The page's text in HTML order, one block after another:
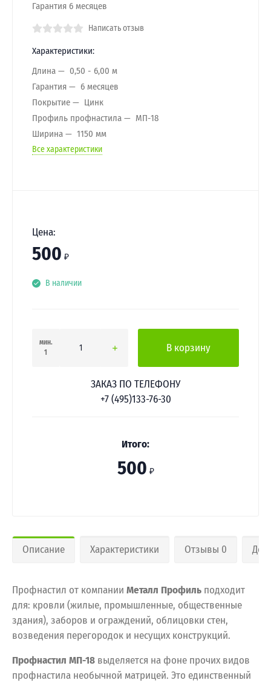
Гарантия 6 месяцев
Написать отзыв
Характеристики:
Длина
0,50 - 6,00 м
Гарантия
6 месяцев
Покрытие
Цинк
Профиль профнастила
МП-18
Ширина
1150 мм
Все характеристики
Цена:
500 ₽
В наличии
мин.
1
В корзину
ЗАКАЗ ПО ТЕЛЕФОНУ
+7 (495)133-76-30
Итого:
500 ₽
Описание Характеристики Отзывы 0
Профнастил от компании Металл Профиль подходит
для: кровли (жилые, промышленные, общественные
здания), заборов и ограждений, облицовки стен,
возведения перегородок и несущих конструкций.
Профнастил МП-18 выделяется на фоне прочих видов
профнастила необычной матрицей. Это единственный